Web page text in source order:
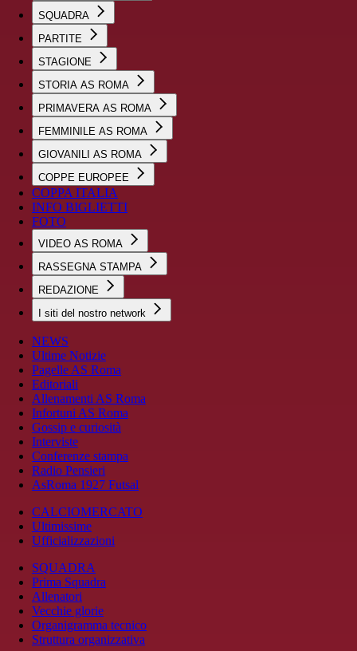
SQUADRA
PARTITE
STAGIONE
STORIA AS ROMA
PRIMAVERA AS ROMA
FEMMINILE AS ROMA
GIOVANILI AS ROMA
COPPE EUROPEE
COPPA ITALIA
INFO BIGLIETTI
FOTO
VIDEO AS ROMA
RASSEGNA STAMPA
REDAZIONE
I siti del nostro network
NEWS
Ultime Notizie
Pagelle AS Roma
Editoriali
Allenamenti AS Roma
Infortuni AS Roma
Gossip e curiosità
Interviste
Conferenze stampa
Radio Pensieri
AsRoma 1927 Futsal
CALCIOMERCATO
Ultimissime
Ufficializzazioni
SQUADRA
Prima Squadra
Allenatori
Vecchie glorie
Organigramma tecnico
Struttura organizzativa